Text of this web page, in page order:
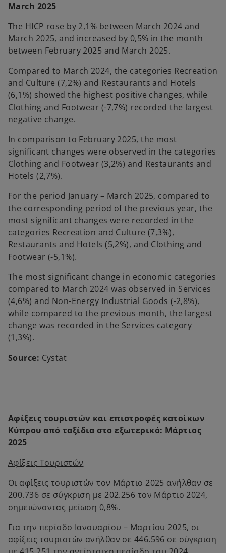
March 2025
The HICP rose by 2,1% between March 2024 and
March 2025, and increased by 0,5% in the month
between February 2025 and March 2025.
Compared to March 2024, the categories Recreation
and Culture (7,2%) and Restaurants and Hotels
(6,1%) showed the highest positive changes, while
Clothing and Footwear (-7,7%) recorded the largest
negative change.
In comparison to February 2025, the most
significant changes were observed in the categories
Clothing and Footwear (3,2%) and Restaurants and
Hotels (2,7%).
For the period January – March 2025, compared to
the corresponding period of the previous year, the
most significant changes were recorded in the
categories Recreation and Culture (7,3%),
Restaurants and Hotels (5,2%), and Clothing and
Footwear (-5,1%).
The most significant change in economic categories
compared to March 2024 was observed in Services
(4,6%) and Non-Energy Industrial Goods (-2,8%),
while compared to the previous month, the largest
change was recorded in the Services category
(1,3%).
Source: Cystat
Αφίξεις τουριστών και επιστροφές κατοίκων
Κύπρου από ταξίδια στο εξωτερικό: Μάρτιος
2025
Αφίξεις Τουριστών
Οι αφίξεις τουριστών τον Μάρτιο 2025 ανήλθαν σε
200.736 σε σύγκριση με 202.256 τον Μάρτιο 2024,
σημειώνοντας μείωση 0,8%.
Για την περίοδο Ιανουαρίου – Μαρτίου 2025, οι
αφίξεις τουριστών ανήλθαν σε 446.596 σε σύγκριση